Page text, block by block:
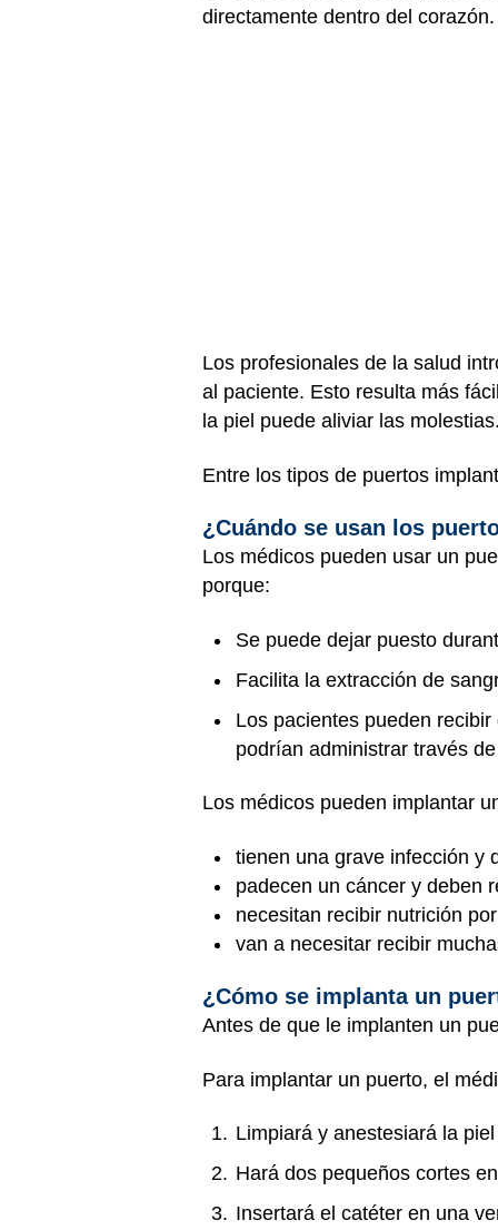
directamente dentro del
Los profesionales de la salud
al paciente. Esto resulta más
la piel puede aliviar las molestias.
Entre los tipos de puertos
¿Cuándo se usan los
Los médicos pueden usar un
porque:
Se puede dejar puesto
Facilita la extracción de
Los pacientes pueden
podrían administrar través
Los médicos pueden implantar
tienen una grave infección y
padecen un cáncer y deben
necesitan recibir nutrición
van a necesitar recibir
¿Cómo se implanta un
Antes de que le implanten un
Para implantar un puerto, el
Limpiará y anestesiará la
Hará dos pequeños cortes
Insertará el catéter en una